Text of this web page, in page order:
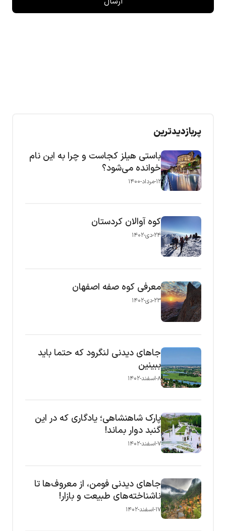
پربازدیدترین
باستی هیلز کجاست و چرا به این نام
خوانده می‌شود؟
۱۲-مرداد-۱۴۰۰
کوه آوالان کردستان
۲۴-دی-۱۴۰۲
معرفی کوه صفه اصفهان
۲۳-دی-۱۴۰۲
جاهای دیدنی لنگرود که حتما باید
ببینین
۸-اسفند-۱۴۰۲
پارک شاهنشاهی؛ یادگاری که در این
گنبد دوار بماند!
۷-اسفند-۱۴۰۲
جاهای دیدنی فومن، از معروف‌ها تا
ناشناخته‌های طبیعت و بازار!
۱۷-اسفند-۱۴۰۲